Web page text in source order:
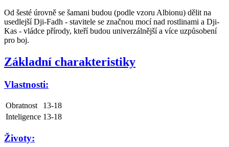
Od šesté úrovně se šamani budou (podle vzoru Albionu) dělit na
usedlejší Dji-Fadh - stavitele se značnou mocí nad rostlinami a Dji-
Kas - vládce přírody, kteří budou univerzálnější a více uzpůsobení
pro boj.
Základní charakteristiky
Vlastnosti:
Obratnost
13-18
Inteligence 13-18
Životy: